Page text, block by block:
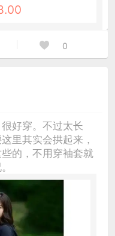
0
好穿。不过太长
里其实会拱起来，
的，不用穿袖套就